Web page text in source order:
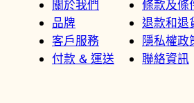
關於我們
品牌
客戶服務
付款 & 運送
條款及條
退款和退
隱私權政
聯絡資訊